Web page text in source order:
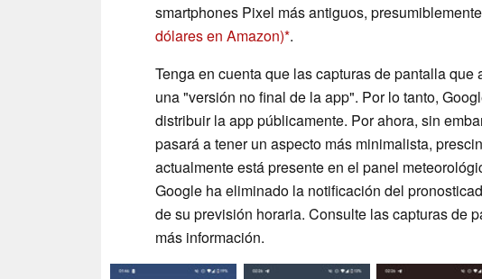
smartphones Pixel más antiguos,
dólares en Amazon) .
Tenga en cuenta que las capturas de pantalla
una "versión no final de la app". Por lo tanto,
distribuir la app públicamente. Por ahora, sin
pasará a tener un aspecto más minimalista,
actualmente está presente en el panel
Google ha eliminado la notificación del
de su previsión horaria. Consulte las capturas de
más información.